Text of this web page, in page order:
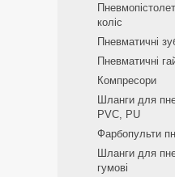
коліс
Пневматичні
Пневматичні
Компресори
Шланги для
PVC, PU
Фарбопульти
Шланги для
гумові